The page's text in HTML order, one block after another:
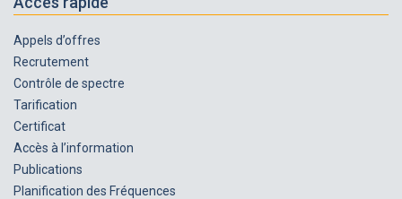
techniques qui établissent les modalités réglementaires
réseaux privés pour le service mobile (PLMR). Ces
prescriptions techniques définissent également les
catégories d'autorisations délivrées par l'Agence
Nationale des fréquences. Lien :
https://www.anf.tn/fr/actualites/prescriptions-
Appels d’offres
Recrutement
Contrôle de spectre
Tarification
Certificat
Accès à l’information
Publications
Planification des Fréquences